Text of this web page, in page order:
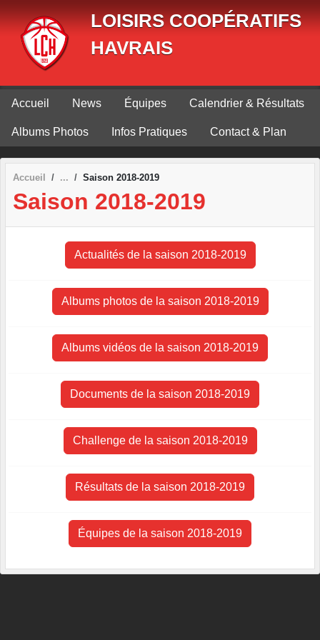
LOISIRS COOPÉRATIFS
HAVRAIS
Accueil News Équipes Calendrier & Résultats
Albums Photos Infos Pratiques Contact & Plan
Accueil Saison 2018-2019
Saison 2018-2019
Actualités de la saison 2018-2019
Albums photos de la saison 2018-2019
Albums vidéos de la saison 2018-2019
Documents de la saison 2018-2019
Challenge de la saison 2018-2019
Résultats de la saison 2018-2019
Équipes de la saison 2018-2019